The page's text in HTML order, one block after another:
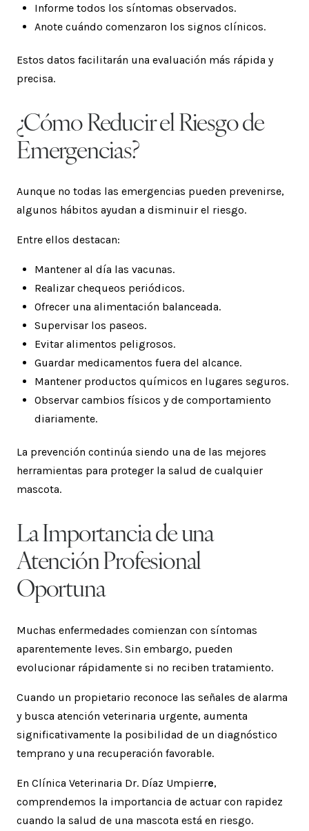
Informe todos los síntomas observados.
Anote cuándo comenzaron los signos clínicos.
Estos datos facilitarán una evaluación más rápida y
precisa.
¿Cómo Reducir el Riesgo de
Emergencias?
Aunque no todas las emergencias pueden prevenirse,
algunos hábitos ayudan a disminuir el riesgo.
Entre ellos destacan:
Mantener al día las vacunas.
Realizar chequeos periódicos.
Ofrecer una alimentación balanceada.
Supervisar los paseos.
Evitar alimentos peligrosos.
Guardar medicamentos fuera del alcance.
Mantener productos químicos en lugares seguros.
Observar cambios físicos y de comportamiento
diariamente.
La prevención continúa siendo una de las mejores
herramientas para proteger la salud de cualquier
mascota.
La Importancia de una
Atención Profesional
Oportuna
Muchas enfermedades comienzan con síntomas
aparentemente leves. Sin embargo, pueden
evolucionar rápidamente si no reciben tratamiento.
Cuando un propietario reconoce las señales de alarma
y busca atención veterinaria urgente, aumenta
significativamente la posibilidad de un diagnóstico
temprano y una recuperación favorable.
En Clínica Veterinaria Dr. Díaz Umpierre,
comprendemos la importancia de actuar con rapidez
cuando la salud de una mascota está en riesgo.